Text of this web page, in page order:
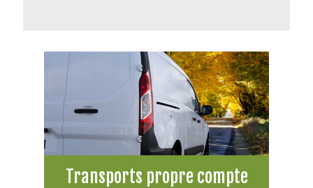
Transports propre compte